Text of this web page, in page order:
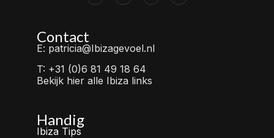
Contact
E: patricia@Ibizagevoel.nl
T: +31 (0)6 81 49 18 64
Bekijk hier alle Ibiza links
Handig
Ibiza Tips